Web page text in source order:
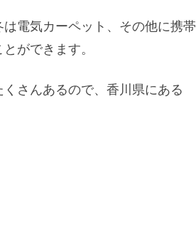
電気カーペット、その他に携帯
ができます。
さんあるので、香川県にある